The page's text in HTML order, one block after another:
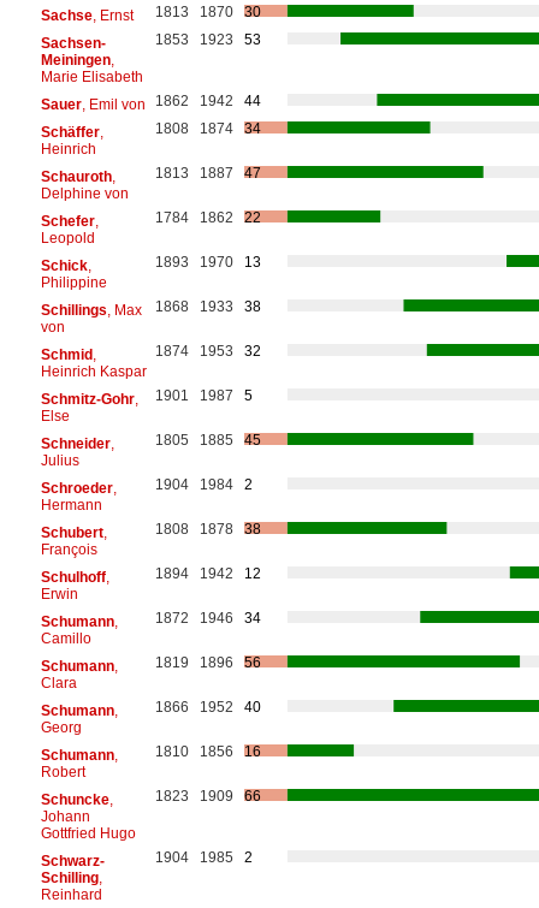
Sachse, Ernst 1813 1870
30
Sachsen-
Meiningen,
Marie Elisabeth
1853 1923 53
Sauer, Emil von 1862 1942
44
Schäffer,
Heinrich
1808 1874 34
Schauroth,
Delphine von
1813 1887 47
Schefer,
Leopold
1784 1862 22
Schick,
Philippine
1893 1970 13
Schillings , Max
von
1868 1933 38
Schmid,
Heinrich Kaspar
1874 1953 32
Schmitz-Gohr,
Else
1901 1987 5
Schneider,
Julius
1805 1885 45
Schroeder,
Hermann
1904 1984 2
Schubert,
François
1808 1878 38
Schulhoff,
Erwin
1894 1942 12
Schumann,
Camillo
1872 1946 34
Schumann,
Clara
1819 1896 56
Schumann,
Georg
1866 1952 40
Schumann,
Robert
1810 1856 16
Schuncke,
Johann
Gottfried Hugo
1823 1909 66
Schwarz-
Schilling,
Reinhard
1904 1985 2